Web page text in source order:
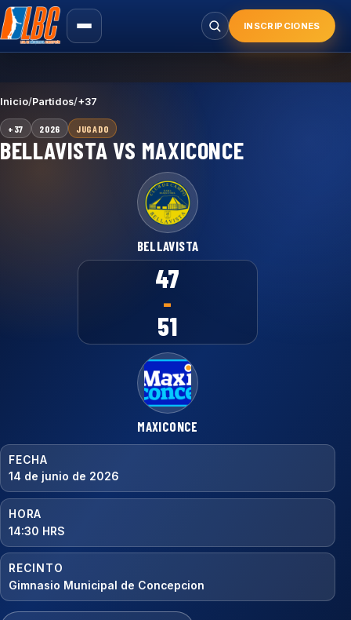
Saltar
al
contenido
Buscar
INSCRIPCIONES
Inicio/Partidos/+37
+37 2026 JUGADO
BELLAVISTA VS MAXICONCE
BELLAVISTA
47
-
51
MAXICONCE
FECHA
14 de junio de 2026
HORA
14:30 HRS
RECINTO
Gimnasio Municipal de Concepcion